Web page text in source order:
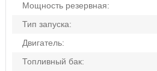
Мощность резервная:
Тип запуска:
Двигатель:
Топливный бак: